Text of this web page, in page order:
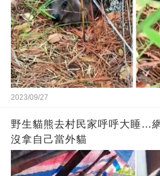
2023/09/27
野生貓熊去村民家呼呼大睡…
沒拿自己當外貓